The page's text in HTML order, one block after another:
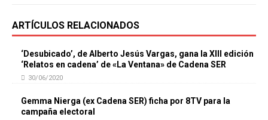
ARTÍCULOS RELACIONADOS
‘Desubicado’, de Alberto Jesús Vargas, gana la XIII edición
‘Relatos en cadena’ de «La Ventana» de Cadena SER
30/06/2020
Gemma Nierga (ex Cadena SER) ficha por 8TV para la
campaña electoral